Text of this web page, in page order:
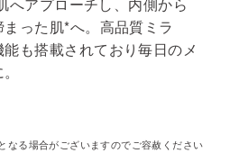
へアプローチし、内側から
った肌*へ。高品質ミラ
も搭載されており毎日のメ
なる場合がございますのでご容赦ください